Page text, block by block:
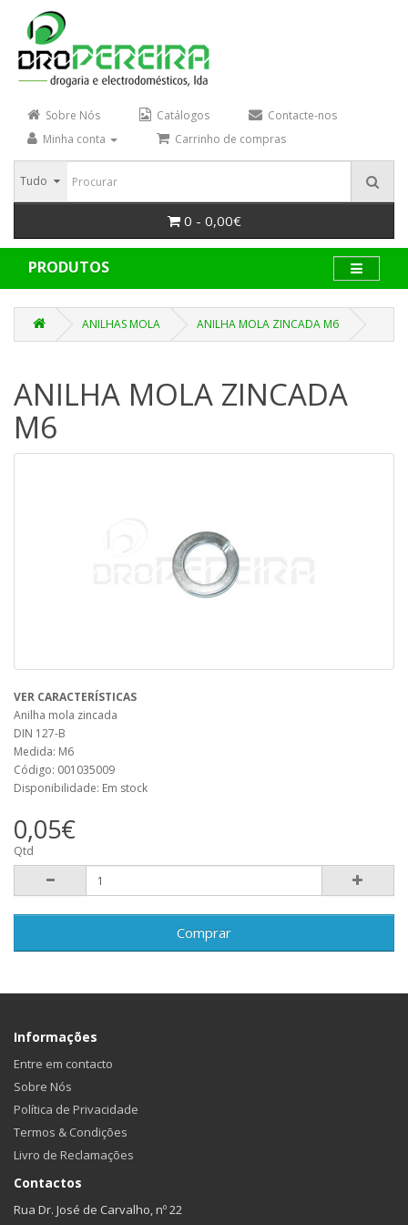
Sobre Nós Catálogos
Contacte-nos
Minha conta
Carrinho de compras
Tudo
0 - 0,00€
PRODUTOS
ANILHAS MOLA ANILHA MOLA ZINCADA M6
ANILHA MOLA ZINCADA
M6
VER CARACTERÍSTICAS
Anilha mola zincada
DIN 127-B
Medida: M6
Código: 001035009
Disponibilidade: Em stock
0,05€
Qtd
Comprar
Informações
Entre em contacto
Sobre Nós
Política de Privacidade
Termos & Condições
Livro de Reclamações
Contactos
Rua Dr. José de Carvalho, nº 22